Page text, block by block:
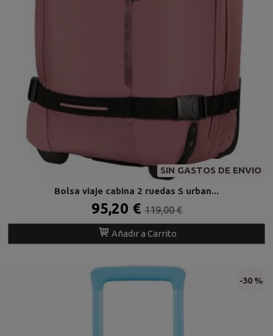
SIN GASTOS DE ENVIO
Bolsa viaje cabina 2 ruedas S urban...
95,20 €119,00 €
Añadir a Carrito
-30 %